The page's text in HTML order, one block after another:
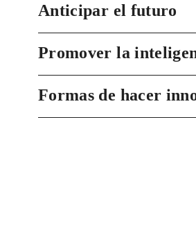
Anticipar el futuro
Promover la
Formas de hacer